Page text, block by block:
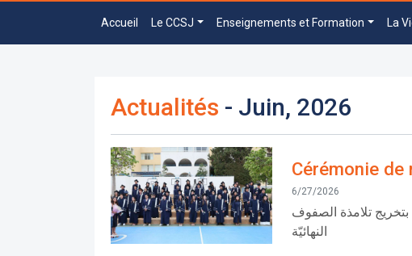
Accueil Le CCSJ Enseignements et Formation La
Actualités - Juin, 2026
Cérémonie
6/27/2026
تلامذة الصفوف
النهائيّة